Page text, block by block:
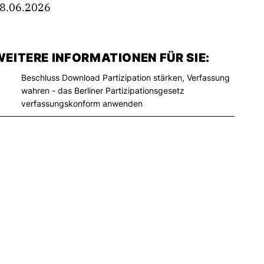
INFORMATIONEN FÜR SIE:
Beschluss Download Partizipation stärken, Verfassung
wahren - das Berliner Partizipationsgesetz
verfassungskonform anwenden